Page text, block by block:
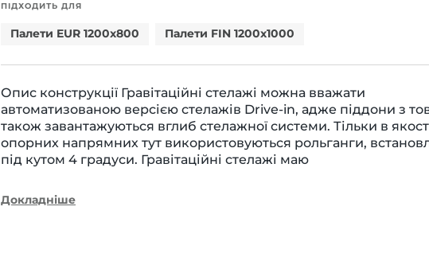
ПІДХОДИТЬ ДЛЯ
Палети EUR 1200x800 Палети FIN 1200x1000
Опис конструкції Гравітаційні стелажі можна вважати
автоматизованою версією стелажів Drive-in, адже піддони з
також завантажуються вглиб стелажної системи. Тільки в
опорних напрямних тут використовуються рольганги,
під кутом 4 градуси. Гравітаційні стелажі маю
Докладніше